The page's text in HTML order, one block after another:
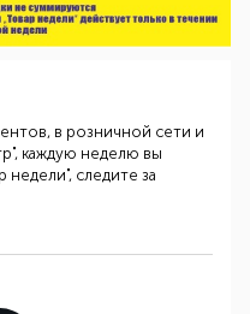
в розничной сети и
каждую неделю вы
недели", следите за